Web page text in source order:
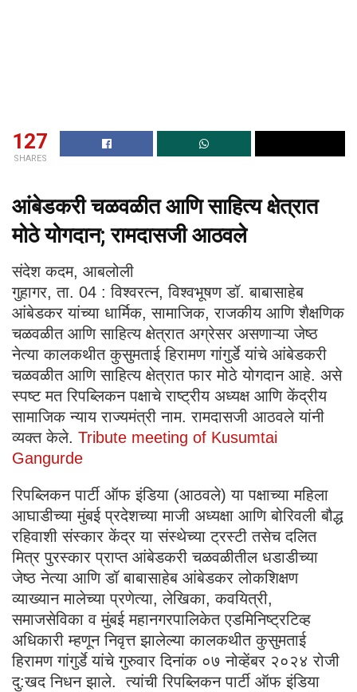
127
SHARES
आंबेडकरी चळवळीत आणि साहित्य क्षेत्रात
मोठे योगदान; रामदासजी आठवले
संदेश कदम, आबलोली
गुहागर, ता. 04 : विश्वरत्न, विश्वभूषण डॉ. बाबासाहेब
आंबेडकर यांच्या धार्मिक, सामाजिक, राजकीय आणि शैक्षणिक
चळवळीत आणि साहित्य क्षेत्रात अग्रेसर असणाऱ्या जेष्ठ
नेत्या कालकथीत कुसुमताई हिरामण गांगुर्डे यांचे आंबेडकरी
चळवळीत आणि साहित्य क्षेत्रात फार मोठे योगदान आहे. असे
स्पष्ट मत रिपब्लिकन पक्षाचे राष्ट्रीय अध्यक्ष आणि केंद्रीय
सामाजिक न्याय राज्यमंत्री नाम. रामदासजी आठवले यांनी
व्यक्त केले. Tribute meeting of Kusumtai
Gangurde
रिपब्लिकन पार्टी ऑफ इंडिया (आठवले) या पक्षाच्या महिला
आघाडीच्या मुंबई प्रदेशच्या माजी अध्यक्षा आणि बोरिवली बौद्ध
रहिवाशी संस्कार केंद्र या संस्थेच्या ट्रस्टी तसेच दलित
मित्र पुरस्कार प्राप्त आंबेडकरी चळवळीतील धडाडीच्या
जेष्ठ नेत्या आणि डॉ बाबासाहेब आंबेडकर लोकशिक्षण
व्याख्यान मालेच्या प्रणेत्या, लेखिका, कवयित्री,
समाजसेविका व मुंबई महानगरपालिकेत एडमिनिष्ट्रटिव्ह
अधिकारी म्हणून निवृत्त झालेल्या कालकथीत कुसुमताई
हिरामण गांगुर्डे यांचे गुरुवार दिनांक ०७ नोव्हेंबर २०२४ रोजी
दु:खद निधन झाले. त्यांची रिपब्लिकन पार्टी ऑफ इंडिया